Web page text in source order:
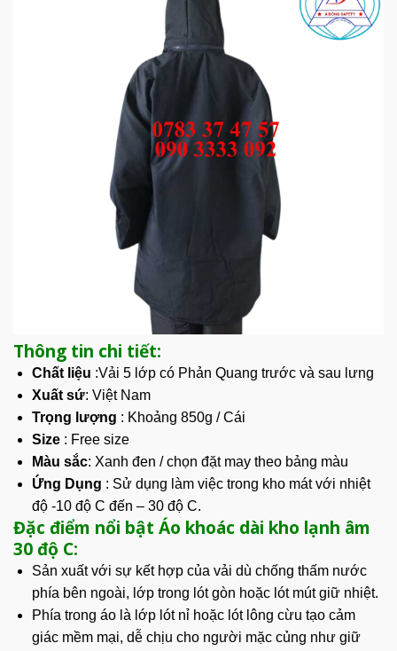
Thông tin chi tiết:
Chất liệu :Vải 5 lớp có Phản Quang trước và sau lưng
Xuất sứ: Việt Nam
Trọng lượng : Khoảng 850g / Cái
Size : Free size
Màu sắc: Xanh đen / chọn đặt may theo bảng màu
Ứng Dụng : Sử dụng làm việc trong kho mát với nhiệt
độ -10 độ C đến – 30 độ C.
Đặc điểm nổi bật Áo khoác dài kho lạnh âm
30 độ C:
Sản xuấtvới sự kết hợp của vải dù chống thấm nước
phía bên ngoài, lớp trong lót gòn hoặc lót mút giữ nhiệt.
Phía trong áo là lớp lót nỉ hoặc lót lông cừu tạo cảm
giác mềm mại, dễ chịu cho người mặc củng như giữ